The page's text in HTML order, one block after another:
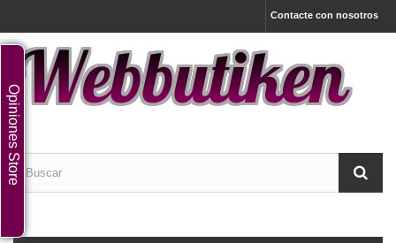
Contacte con nosotros
Opiniones Store